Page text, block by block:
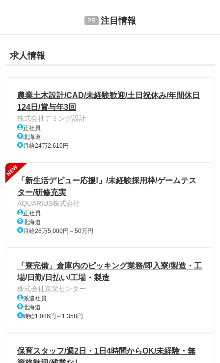
注目情報
求人情報
農業土木設計/CAD/未経験歓迎/土日祝休み/年間休日
124日/賞与年3回
株式会社デミング設計
正社員
北海道
月給24万2,610円
NEW
「新生活デビュー応援!」/未経験採用枠/ゲームテス
ター/研修充実
AQUARIUS株式会社
正社員
北海道
月給28万5,000円～50万円
「寮完備」倉庫内のピッキング業務/即入寮/製造・工
場/日勤/日払い/工場・製造
株式会社京栄センター
派遣社員
北海道
時給1,086円～1,358円
保育スタッフ/週2日・1日4時間からOK/未経験・無